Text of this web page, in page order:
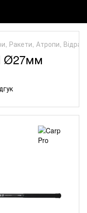
Ракети, Атропи, Відра,
Ø27мм